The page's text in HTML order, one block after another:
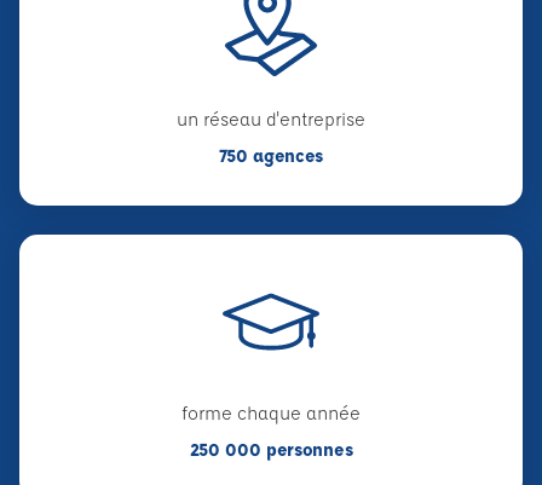
un réseau d'entreprise
750 agences
forme chaque année
250 000 personnes